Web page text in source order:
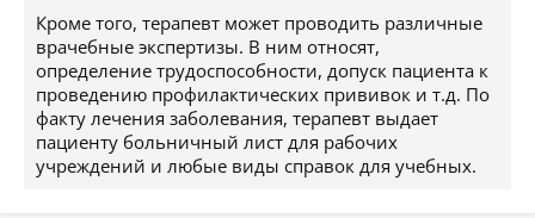
Кроме того, терапевт может проводить различные
врачебные экспертизы. В ним относят,
определение трудоспособности, допуск пациента к
проведению профилактических прививок и т.д. По
факту лечения заболевания, терапевт выдает
пациенту больничный лист для рабочих
учреждений и любые виды справок для учебных.